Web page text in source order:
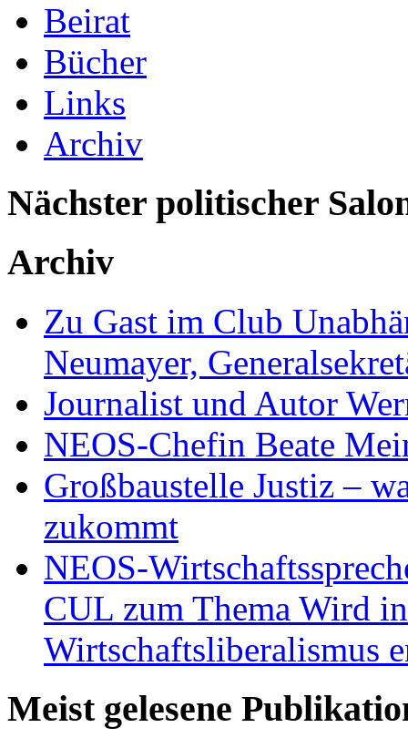
Beirat
Bücher
Links
Archiv
Nächster politischer
Archiv
Zu Gast im Club
Neumayer,
Journalist und Autor
NEOS-Chefin Beate
Großbaustelle Justiz –
zukommt
NEOS-
CUL zum Thema Wird
Wirtschaftsliberalismus
Meist gelesene